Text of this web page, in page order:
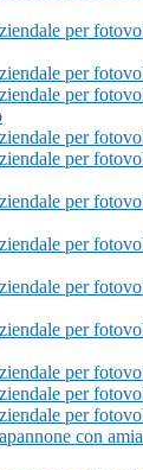
per
per
per
per
per
per
per
per
per
per
per
per
con